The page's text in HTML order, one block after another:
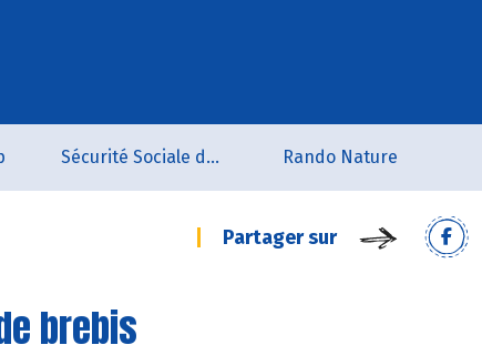
Sécurité Sociale de l'Alimentation du Tarn Sud Rando Nature
Partager sur
brebis